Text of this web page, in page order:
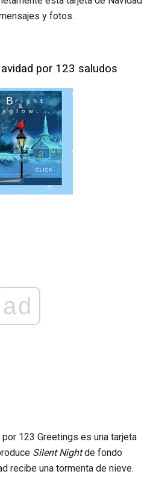
y fotos.
por 123 saludos
ad
123 Greetings es una tarjeta
Silent Nightde fondo
recibe una tormenta de nieve.